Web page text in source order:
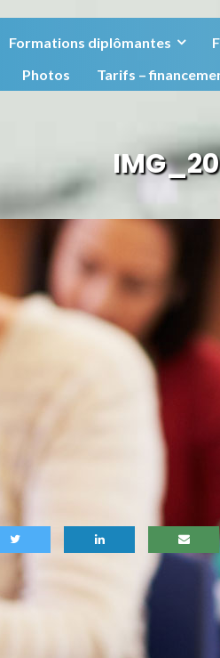
Formations diplômantes
Photos
Tarifs –